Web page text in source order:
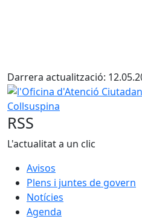
Darrera actualització:
l'Oficina d'Atenció Ciutadana
RSS
L'actualitat a un clic
Avisos
Plens i juntes de govern
Notícies
Agenda